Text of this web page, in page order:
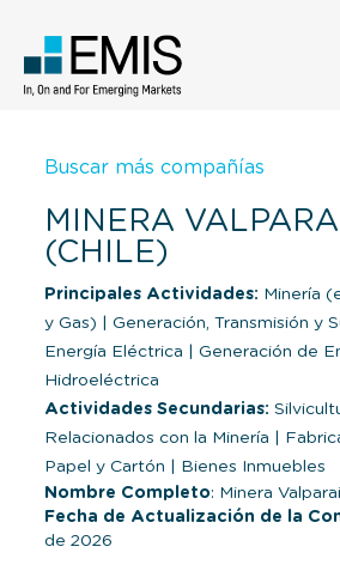
Buscar más compañías
MINERA
(CHILE)
Principales Actividades: Minería
y Gas)
Generación, Transmisión y
Energía Eléctrica
Generación de
Hidroeléctrica
Actividades Secundarias:
Relacionados con la Minería
Papel y Cartón
Bienes Inmuebles
Nombre Completo: Minera
Fecha de Actualización de la
de 2026